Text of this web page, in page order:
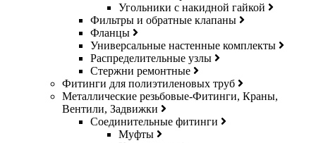
Угольники с накидной гайкой
Фильтры и обратные клапаны
Фланцы
Универсальные настенные комплекты
Распределительные узлы
Стержни ремонтные
Фитинги для полиэтиленовых труб
Металлические резьбовые-Фитинги, Краны,
Вентили, Задвижки
Соединительные фитинги
Муфты